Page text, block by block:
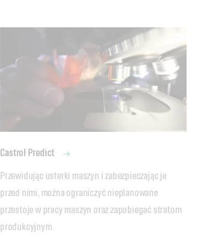
Castrol Predict
Przewidując usterki maszyn i zabezpieczając je
przed nimi, można ograniczyć nieplanowane
przestoje w pracy maszyn oraz zapobiegać stratom
produkcyjnym.